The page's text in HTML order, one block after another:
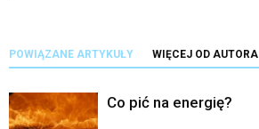
POWIĄZANE ARTYKUŁY WIĘCEJ OD AUTORA
Co pić na energię?